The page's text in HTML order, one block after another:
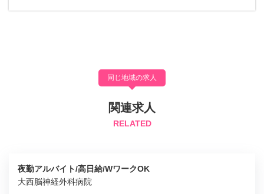
同じ地域の求人
関連求人
RELATED
夜勤アルバイト/高日給/WワークOK
大西脳神経外科病院